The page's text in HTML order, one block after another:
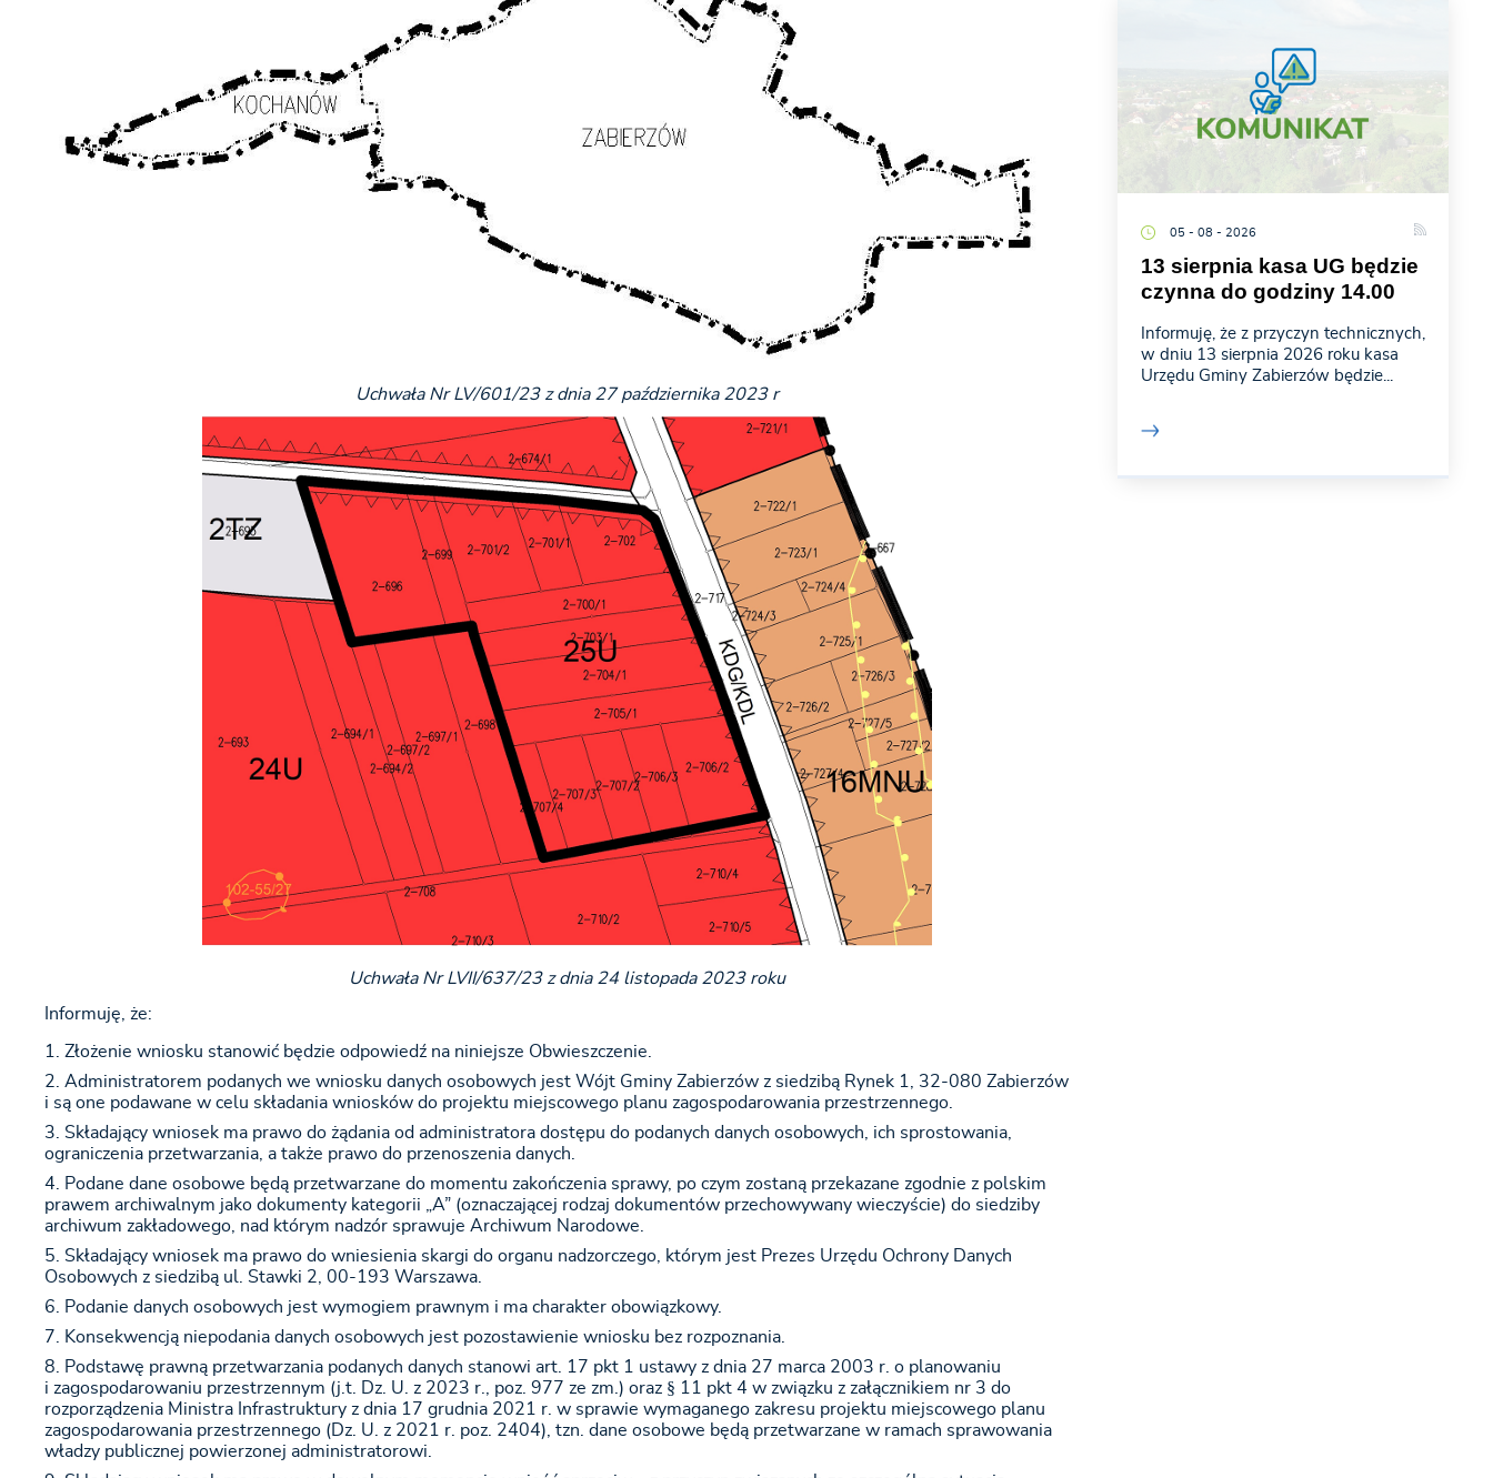
Uchwała Nr LV/601/23 z dnia 27 października 2023 r
Uchwała Nr LVII/637/23 z dnia 24 listopada 2023 roku
Informuję, że:
Złożenie wniosku stanowić będzie odpowiedź na niniejsze Obwieszczenie.
Administratorem podanych we wniosku danych osobowych jest Wójt Gminy Zabierzów z siedzibą Rynek 1, 32-080 Zabierzów
i są one podawane w celu składania wniosków do projektu miejscowego planu zagospodarowania przestrzennego.
Składający wniosek ma prawo do żądania od administratora dostępu do podanych danych osobowych, ich sprostowania,
ograniczenia przetwarzania, a także prawo do przenoszenia danych.
Podane dane osobowe będą przetwarzane do momentu zakończenia sprawy, po czym zostaną przekazane zgodnie z polskim
prawem archiwalnym jako dokumenty kategorii „A” (oznaczającej rodzaj dokumentów przechowywany wieczyście) do siedziby
archiwum zakładowego, nad którym nadzór sprawuje Archiwum Narodowe.
Składający wniosek ma prawo do wniesienia skargi do organu nadzorczego, którym jest Prezes Urzędu Ochrony Danych
Osobowych z siedzibą ul. Stawki 2, 00-193 Warszawa.
Podanie danych osobowych jest wymogiem prawnym i ma charakter obowiązkowy.
Konsekwencją niepodania danych osobowych jest pozostawienie wniosku bez rozpoznania.
Podstawę prawną przetwarzania podanych danych stanowi art. 17 pkt 1 ustawy z dnia 27 marca 2003 r. o planowaniu
i zagospodarowaniu przestrzennym (j.t. Dz. U. z 2023 r., poz. 977 ze zm.) oraz § 11 pkt 4 w związku z załącznikiem nr 3 do
rozporządzenia Ministra Infrastruktury z dnia 17 grudnia 2021 r. w sprawie wymaganego zakresu projektu miejscowego planu
zagospodarowania przestrzennego (Dz. U. z 2021 r. poz. 2404), tzn. dane osobowe będą przetwarzane w ramach sprawowania
władzy publicznej powierzonej administratorowi.
05 - 08 - 2026
13 sierpnia kasa UG będzie
czynna do godziny 14.00
Informuję, że z przyczyn technicznych,
w dniu 13 sierpnia 2026 roku kasa
Urzędu Gminy Zabierzów będzie...